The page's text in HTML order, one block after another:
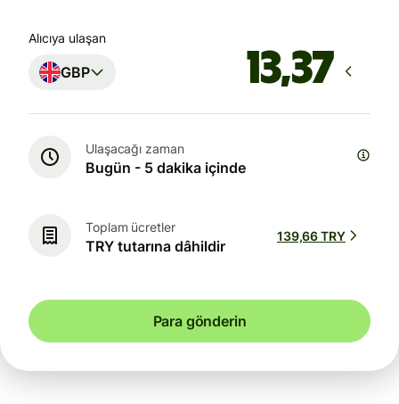
Alıcıya ulaşan
GBP
Ulaşacağı zaman
Bugün - 5 dakika içinde
Toplam ücretler
TRY tutarına dâhildir
139,66 TRY
Para gönderin